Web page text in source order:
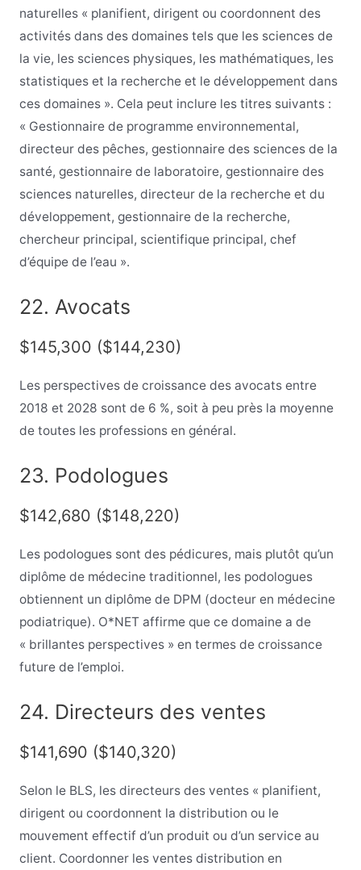
naturelles « planifient, dirigent ou coordonnent des
activités dans des domaines tels que les sciences de
la vie, les sciences physiques, les mathématiques, les
statistiques et la recherche et le développement dans
ces domaines ». Cela peut inclure les titres suivants :
« Gestionnaire de programme environnemental,
directeur des pêches, gestionnaire des sciences de la
santé, gestionnaire de laboratoire, gestionnaire des
sciences naturelles, directeur de la recherche et du
développement, gestionnaire de la recherche,
chercheur principal, scientifique principal, chef
d’équipe de l’eau ».
22. Avocats
$145,300 ($144,230)
Les perspectives de croissance des avocats entre
2018 et 2028 sont de 6 %, soit à peu près la moyenne
de toutes les professions en général.
23. Podologues
$142,680 ($148,220)
Les podologues sont des pédicures, mais plutôt qu’un
diplôme de médecine traditionnel, les podologues
obtiennent un diplôme de DPM (docteur en médecine
podiatrique). O*NET affirme que ce domaine a de
« brillantes perspectives » en termes de croissance
future de l’emploi.
24. Directeurs des ventes
$141,690 ($140,320)
Selon le BLS, les directeurs des ventes « planifient,
dirigent ou coordonnent la distribution ou le
mouvement effectif d’un produit ou d’un service au
client. Coordonner les ventes distribution en